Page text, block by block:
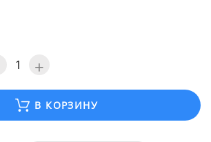
+
В КОРЗИНУ